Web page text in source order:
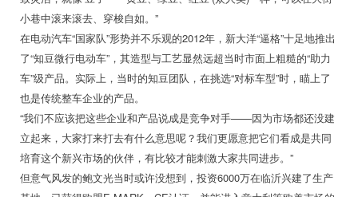
小巷中滚来滚去、穿梭自如。”
在电动汽车“国家队”形势并不乐观的2012年，新大洋“逼格”十足地推出
了“知豆微行电动车”，其造型与工艺显然远超当时市面上粗糙的“助力
车”级产品。实际上，当时的知豆团队，在挑选“对标车型”时，瞄上了
也是传统整车企业的产品。
“我们不应该把这些企业和产品说成是竞争对手——因为市场都还没建
立起来，大家打来打去有什么意思呢？我们更愿意把它们看成是共同
培育这个新兴市场的伙伴，有比较才能刺激大家共同进步。”
但意气风发的鲍文光当时或许没想到，投资6000万在临沂兴建了生产